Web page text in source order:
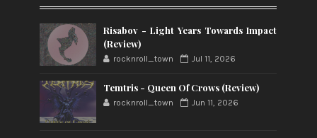
Risabov - Light Years Towards Impact
(Review)
rocknroll_town Jul 11, 2026
Temtris - Queen Of Crows (Review)
rocknroll_town Jun 11, 2026